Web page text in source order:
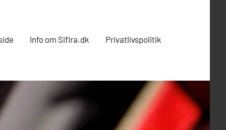
Info om Sifira.dk Privatlivspolitik